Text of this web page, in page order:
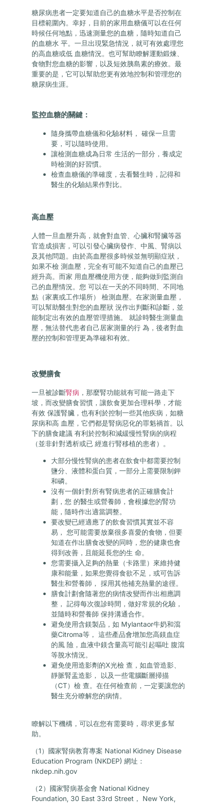
糖尿病患者一定要知道自己的血糖水平是否控制在
目標範圍內。幸好，目前的家用血糖儀可以在任何
時候任何地點，迅速測量您的血糖，隨時知道自己
的血糖水 平。一旦出現緊急情況，就可有效處理您
的高血糖或低 血糖情況。也可幫助瞭解運動鍛煉、
食物對您血糖的影響，以及短效胰島素的療效。最
重要的是，它可以幫助您更有效地控制和管理您的
糖尿病生涯。
監控血糖的關鍵：
隨身攜帶血糖儀和化驗材料， 確保一旦需
要，可以隨時使用。
讓檢測血糖成為日常 生活的一部分，養成定
時檢測的好習慣。
檢查血糖儀的準確度，去看醫生時，記得和
醫生的化驗結果作對比。
高血壓
人體一旦血壓升高，就會對血管、心臟和腎臟等器
官造成損害，可以引發心臟病發作、中風、腎病以
及其他問題。由於高血壓很多時候並無明顯症狀，
如果不檢 測血壓，完全有可能不知道自己的血壓已
經升高。而家 用血壓機使用方便，能夠做到監測自
己的血壓情況。您 可以在一天的不同時間、不同地
點（家裏或工作場所） 檢測血壓。在家測量血壓，
可以幫助醫生對您的血壓狀 況作出判斷和診斷，並
能制定出有效的血壓管理措施。 就診時醫生測量血
壓，無法替代患者自己居家測量的行 為，後者對血
壓的控制和管理更為準確和有效。
改變膳食
一旦被診斷腎病 ，那麼腎功能就有可能一路走下
坡，而改變膳食習慣，讓飲食更加合理科學，才能
有效 保護腎臟，也有利於控制一些其他疾病，如糖
尿病和高 血壓，它們都是腎病惡化的罪魁禍首。以
下的膳食建議 有利於控制和減緩慢性腎病的病程
（並非針對透析或已 經進行腎移植的患者）。
大部分慢性腎病的患者在飲食中都需要控制
鹽分、液體和蛋白質，一部分上需要限制鉀
和磷。
沒有一個針對所有腎病患者的正確膳食計
劃，您 的醫生或營養師，會根據您的腎功
能，隨時作出適當調整。
要改變已經適應了的飲食習慣其實並不容
易， 您可能需要放棄很多喜愛的食物，但要
知道在作出膳食改變的同時，您的健康也會
得到改善，且能延長您的生 命。
您需要攝入足夠的熱量（卡路里）來維持健
康和能量，如果您覺得食欲不足，或可告訴
醫生和營養師， 採用其他補充熱量的途徑。
膳食計劃會隨著您的病情改變而作出相應調
整， 記得每次復診時間，做好常規的化驗，
並隨時和營養師 保持溝通合作。
避免使用含鎂製品，如 Mylantaor牛奶和瀉
藥Citroma等， 這些產品會增加您高鎂血症
的風 險，血液中鎂含量高可能引起嘔吐 腹瀉
等脫水情況。
避免使用造影劑的X光檢 查，如血管造影、
靜脈腎盂造影， 以及一些電腦斷層掃描
（CT）檢 查。在任何檢查前，一定要讓您的
醫生充分瞭解您的病情。
瞭解以下機構，可以在您有需要時，尋求更多幫
助。
（1）國家腎病教育專案 National Kidney Disease
Education Program (NKDEP) 網址：
nkdep.nih.gov
（2）國家腎病基金會 National Kidney
Foundation, 30 East 33rd Street， New York,